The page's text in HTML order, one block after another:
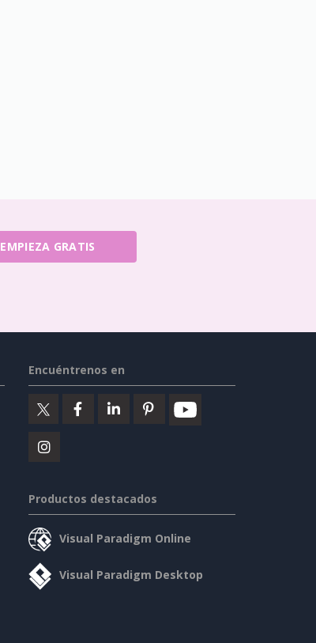
EMPIEZA GRATIS
Encuéntrenos en
Productos destacados
Visual Paradigm Online
Visual Paradigm Desktop